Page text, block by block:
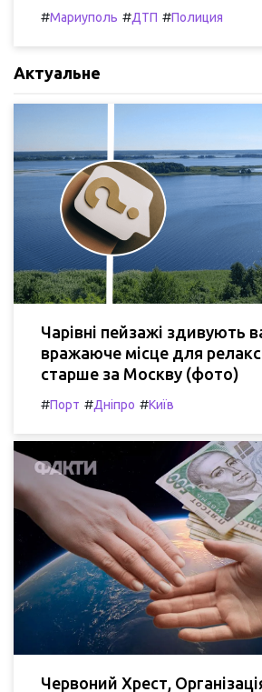
#Мариуполь #ДТП #Полиция
Актуальне
Чарівні пейзажі здивують
вражаюче місце для
старше за Москву (фото)
#Порт #Дніпро #Київ
Червоний Хрест,